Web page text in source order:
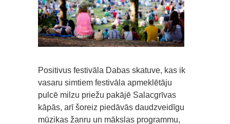
Positivus festivāla Dabas skatuve, kas ik
vasaru simtiem festivāla apmeklētāju
pulcē milzu priežu pakājē Salacgrīvas
kāpās, arī šoreiz piedāvās daudzveidīgu
mūzikas žanru un mākslas programmu,